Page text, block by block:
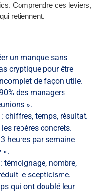
Comprendre ces leviers,
retiennent.
un manque sans
cryptique pour être
de façon utile.
des managers
».
: chiffres, temps, résultat.
repères concrets.
heures par semaine
».
: témoignage, nombre,
le scepticisme.
qui ont doublé leur